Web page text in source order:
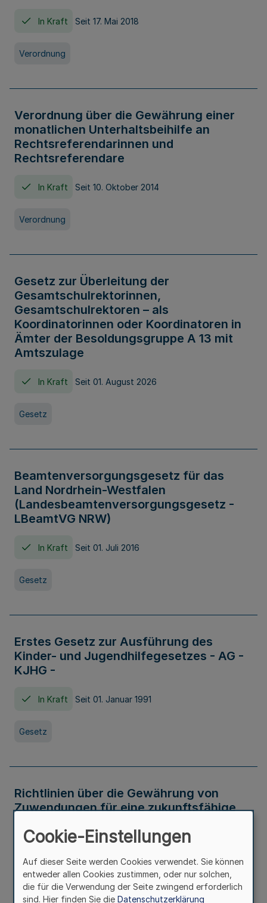
In Kraft Seit 17. Mai 2018
Verordnung
Verordnung über die Gewährung einer
monatlichen Unterhaltsbeihilfe an
Rechtsreferendarinnen und
Rechtsreferendare
In Kraft Seit 10. Oktober 2014
Verordnung
Gesetz zur Überleitung der
Gesamtschulrektorinnen,
Gesamtschulrektoren – als
Koordinatorinnen oder Koordinatoren in
Ämter der Besoldungsgruppe A 13 mit
Amtszulage
In Kraft Seit 01. August 2026
Gesetz
Beamtenversorgungsgesetz für das
Land Nordrhein-Westfalen
(Landesbeamtenversorgungsgesetz -
LBeamtVG NRW)
In Kraft Seit 01. Juli 2016
Gesetz
Erstes Gesetz zur Ausführung des
Kinder- und Jugendhilfegesetzes - AG -
KJHG -
In Kraft Seit 01. Januar 1991
Gesetz
Richtlinien über die Gewährung von
Zuwendungen für eine zukunftsfähige
Nordrhein-Westfalen
In Kraft
Verwaltungsvorschrift
Cookie-Einstellungen
Auf dieser Seite werden Cookies verwendet. Sie können
entweder allen Cookies zustimmen, oder nur solchen,
die für die Verwendung der Seite zwingend erforderlich
sind. Hier finden Sie die Datenschutzerklärung